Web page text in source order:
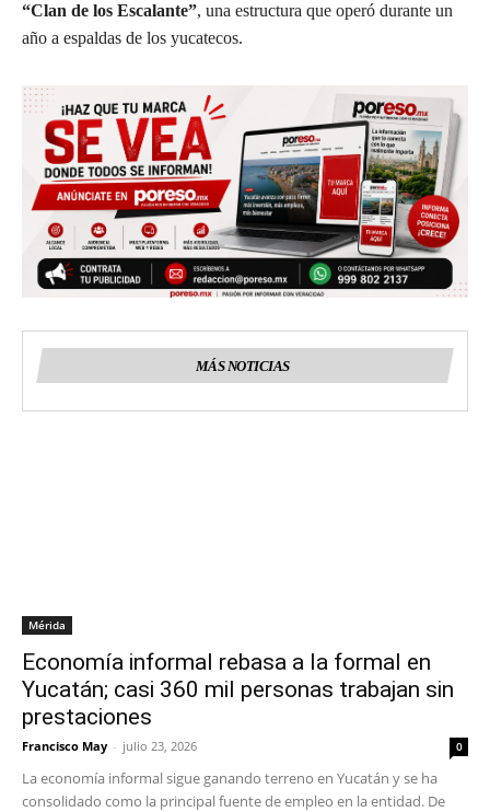
“Clan de los Escalante”, una estructura que operó durante un
año a espaldas de los yucatecos.
MÁS NOTICIAS
Mérida
Economía informal rebasa a la formal en
Yucatán; casi 360 mil personas trabajan sin
prestaciones
Francisco May - julio 23, 2026 0
La economía informal sigue ganando terreno en Yucatán y se ha
consolidado como la principal fuente de empleo en la entidad. De